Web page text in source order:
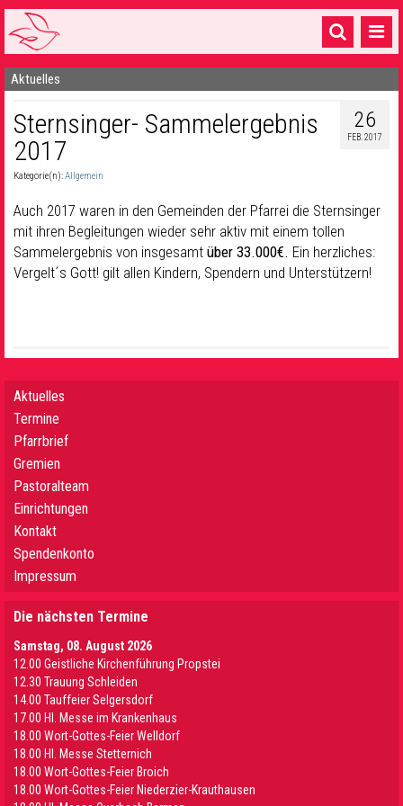
Startseite
1 Pfarrei
16 Gemeinden & mehr
Sakramente & Feste
Gemeinschaft & Soziales
Aktuelles
26
FEB. 2017
Sternsinger- Sammelergebnis
2017
Kategorie(n):Allgemein
Auch 2017 waren in den Gemeinden der Pfarrei die Sternsinger
mit ihren Begleitungen wieder sehr aktiv mit einem tollen
Sammelergebnis von insgesamt über 33.000€. Ein herzliches:
Vergelt´s Gott! gilt allen Kindern, Spendern und Unterstützern!
Aktuelles
Termine
Pfarrbrief
Gremien
Pastoralteam
Einrichtungen
Kontakt
Spendenkonto
Impressum
Die nächsten Termine
Samstag, 08. August 2026
12.00 Geistliche Kirchenführung Propstei
12.30 Trauung Schleiden
14.00 Tauffeier Selgersdorf
17.00 Hl. Messe im Krankenhaus
18.00 Wort-Gottes-Feier Welldorf
18.00 Hl. Messe Stetternich
18.00 Wort-Gottes-Feier Broich
18.00 Wort-Gottes-Feier Niederzier-Krauthausen